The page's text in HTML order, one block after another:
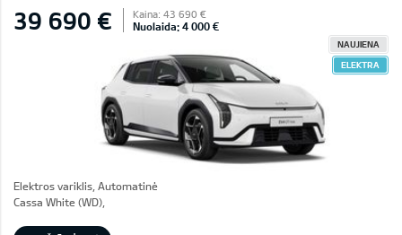
39 690 € Kaina: 43 690 €
Nuolaida: 4 000 €
NAUJIENA
ELEKTRA
Elektros variklis, Automatinė
Cassa White (WD),